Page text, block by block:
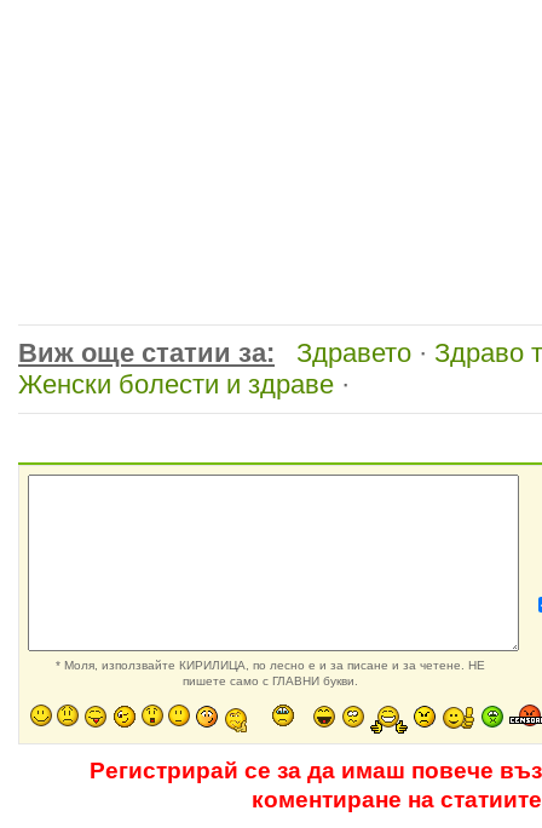
Виж още статии за: Здравето · Здраво
Женски болести и здраве ·
* Моля, използвайте КИРИЛИЦА, по лесно е и за писане и за четене. НЕ
пишете само с ГЛАВНИ букви.
Регистрирай се за да имаш повече
коментиране на статиите